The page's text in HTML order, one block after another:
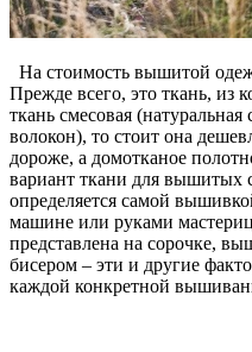
На стоимость вышитой
Прежде всего, это ткань, из
ткань смесовая
волокон), то стоит она
дороже, а домотканое
вариант ткани для вышитых
определяется самой
машине или руками
представлена на сорочке,
бисером – эти и другие
каждой конкретной